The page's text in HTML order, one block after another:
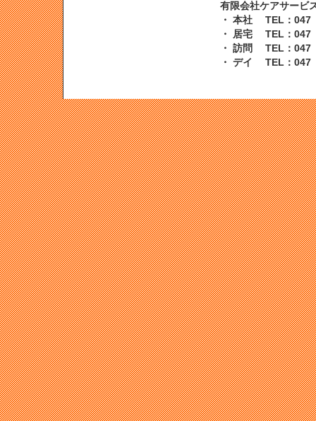
有限会社ケアサービ
・ 本社 TEL：047
・ 居宅 TEL：047
・ 訪問 TEL：047
・ デイ TEL：